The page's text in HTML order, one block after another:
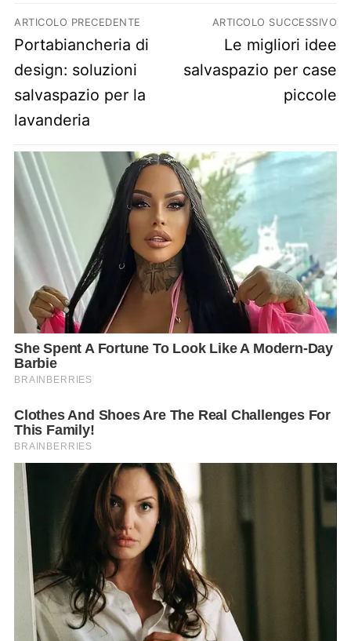
Navigazione articoli
ARTICOLO PRECEDENTE
Previous post:
Portabiancheria di
design: soluzioni
salvaspazio per la
lavanderia
ARTICOLO SUCCESSIVO
Next post:
Le migliori idee
salvaspazio per case
piccole